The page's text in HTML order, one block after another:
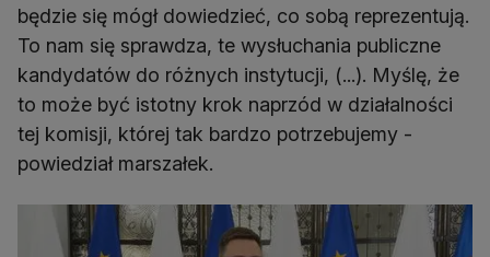
będzie się mógł dowiedzieć, co sobą reprezentują.
To nam się sprawdza, te wysłuchania publiczne
kandydatów do różnych instytucji, (...). Myślę, że
to może być istotny krok naprzód w działalności
tej komisji, której tak bardzo potrzebujemy -
powiedział marszałek.